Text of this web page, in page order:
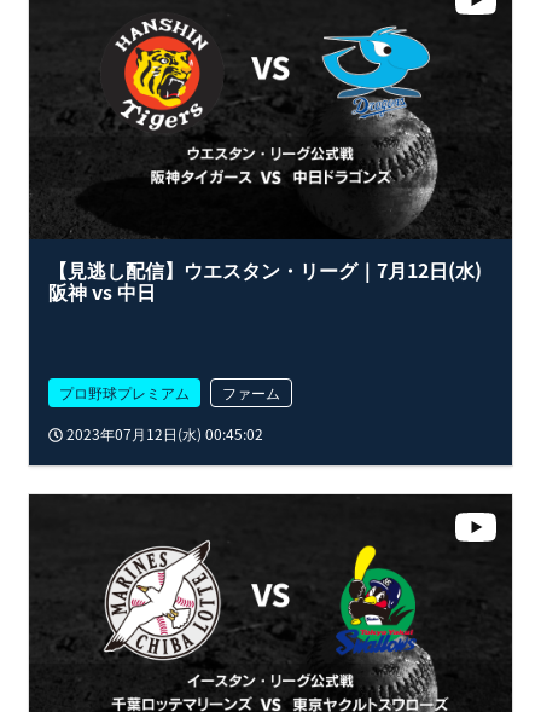
【見逃し配信】ウエスタン・リーグ｜7月12日(水)
阪神 vs 中日
プロ野球プレミアム
ファーム
2023年07月12日(水) 00:45:02